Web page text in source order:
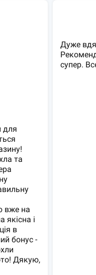
для
та
вже на
якісна і
в
бонус -
Дякую,
Дуже
супер.